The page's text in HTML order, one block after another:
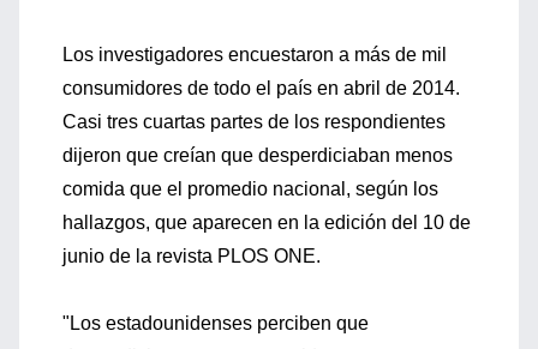
Los investigadores encuestaron a más de mil
consumidores de todo el país en abril de 2014.
Casi tres cuartas partes de los respondientes
dijeron que creían que desperdiciaban menos
comida que el promedio nacional, según los
hallazgos, que aparecen en la edición del 10 de
junio de la revista PLOS ONE.
"Los estadounidenses perciben que